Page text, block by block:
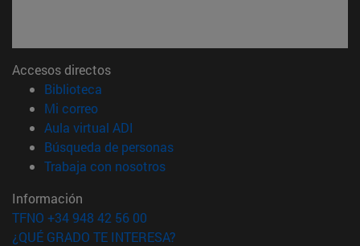
Accesos directos
Biblioteca
Mi correo(abre en nueva ventana)
Aula virtual ADI
Búsqueda de personas(abre en nueva ventana)
Trabaja con nosotros(abre en nueva ventana)
Información
TFNO +34 948 42 56 00
¿QUÉ GRADO TE INTERESA?